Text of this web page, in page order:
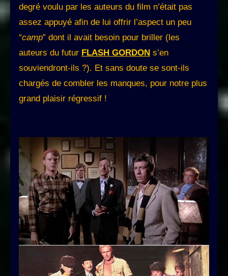
degré voulu par les auteurs du film n’était pas
assez appuyé afin de lui offrir l’aspect un peu
“camp” dont il avait besoin pour briller (les
auteurs du futur FLASH GORDON s’en
souviendront-ils ?). Et sans doute se sont-ils
chargés de combler les manques, pour notre plus
grand plaisir régressif !